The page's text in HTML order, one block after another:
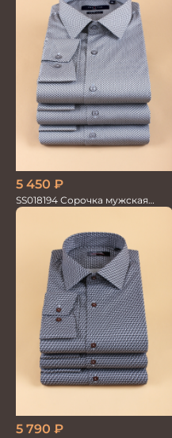
5 450 ₽
SS018194 Сорочка мужская
GROSTYLE PRIME
5 790 ₽